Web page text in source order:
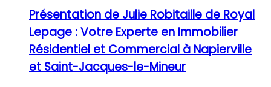
Présentation de Julie Robitaille de Royal
Lepage : Votre Experte en Immobilier
Résidentiel et Commercial à Napierville
et Saint-Jacques-le-Mineur